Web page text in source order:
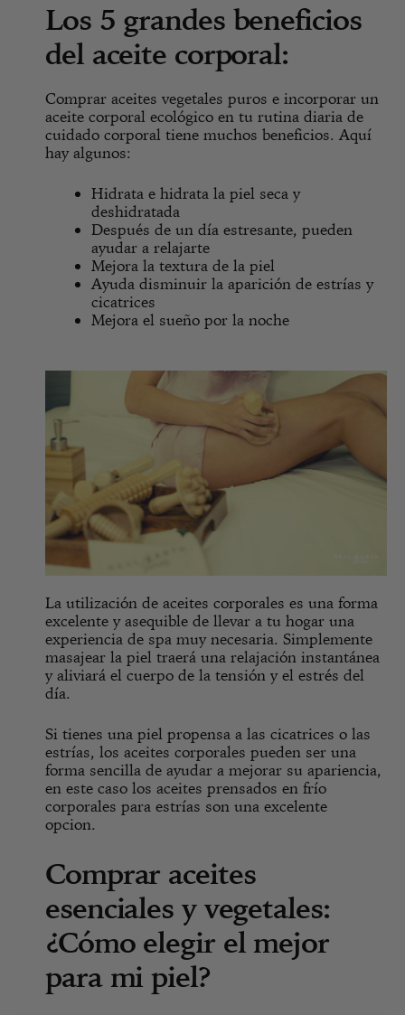
Los 5 grandes beneficios
del aceite corporal:
Comprar aceites vegetales puros e incorporar un
aceite corporal ecológico en tu rutina diaria de
cuidado corporal tiene muchos beneficios. Aquí
hay algunos:
Hidrata e hidrata la piel seca y
deshidratada
Después de un día estresante, pueden
ayudar a relajarte
Mejora la textura de la piel
Ayuda disminuir la aparición de estrías y
cicatrices
Mejora el sueño por la noche
La utilización de aceites corporales es una forma
excelente y asequible de llevar a tu hogar una
experiencia de spa muy necesaria. Simplemente
masajear la piel traerá una relajación instantánea
y aliviará el cuerpo de la tensión y el estrés del
día.
Si tienes una piel propensa a las cicatrices o las
estrías, los aceites corporales pueden ser una
forma sencilla de ayudar a mejorar su apariencia,
en este caso los aceites prensados en frío
corporales para estrías son una excelente
opcion.
Comprar aceites
esenciales y vegetales:
¿Cómo elegir el mejor
para mi piel?